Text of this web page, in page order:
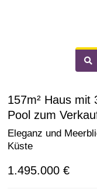
157m² Haus mit
Pool zum
Eleganz und
Küste
1.495.000 €